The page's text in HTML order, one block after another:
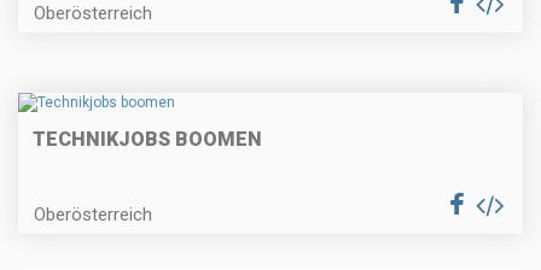
Oberösterreich
TECHNIKJOBS BOOMEN
Oberösterreich